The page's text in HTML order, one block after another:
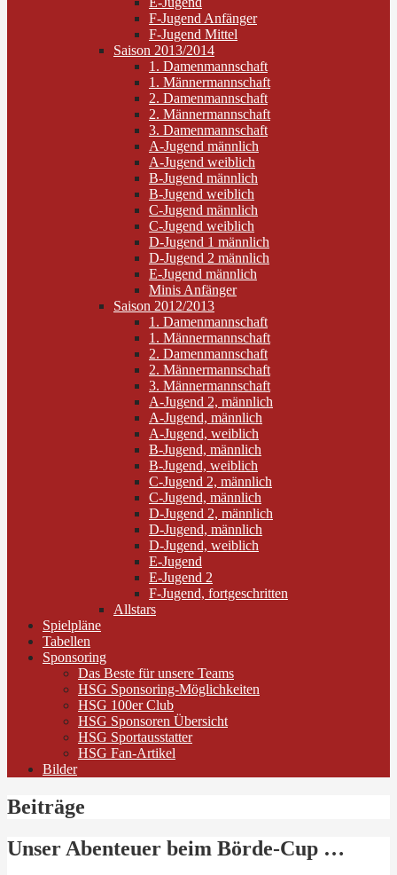
F-Jugend Anfänger
F-Jugend Mittel
Saison 2013/2014
1. Damenmannschaft
1. Männermannschaft
2. Damenmannschaft
2. Männermannschaft
3. Damenmannschaft
A-Jugend männlich
A-Jugend weiblich
B-Jugend männlich
B-Jugend weiblich
C-Jugend männlich
C-Jugend weiblich
D-Jugend 1 männlich
D-Jugend 2 männlich
E-Jugend männlich
Minis Anfänger
Saison 2012/2013
1. Damenmannschaft
1. Männermannschaft
2. Damenmannschaft
2. Männermannschaft
3. Männermannschaft
A-Jugend 2, männlich
A-Jugend, männlich
A-Jugend, weiblich
B-Jugend, männlich
B-Jugend, weiblich
C-Jugend 2, männlich
C-Jugend, männlich
D-Jugend 2, männlich
D-Jugend, männlich
D-Jugend, weiblich
E-Jugend
E-Jugend 2
F-Jugend, fortgeschritten
Allstars
Spielpläne
Tabellen
Sponsoring
Das Beste für unsere Teams
HSG Sponsoring-Möglichkeiten
HSG 100er Club
HSG Sponsoren Übersicht
HSG Sportausstatter
HSG Fan-Artikel
Bilder
Beiträge
Unser Abenteuer beim Börde-Cup …